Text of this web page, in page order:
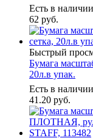
Есть в наличии
62 руб.
Быстрый
Бумага
20л.в упак.
Есть в наличии
41.20 руб.